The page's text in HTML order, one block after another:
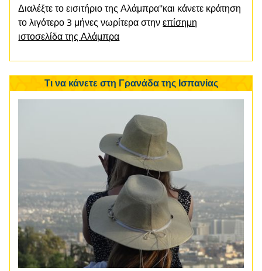
Διαλέξτε το εισιτήριο της Αλάμπρα''και κάνετε κράτηση
το λιγότερο 3 μήνες νωρίτερα στηνεπίσημη
ιστοσελίδα της Αλάμπρα
Τι να κάνετε στη Γρανάδα της Ισπανίας